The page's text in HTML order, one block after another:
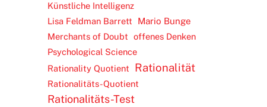
Künstliche Intelligenz
Lisa Feldman Barrett
Mario Bunge
Merchants of Doubt offenes Denken
Psychological Science
Rationality Quotient
Rationalität
Rationalitäts-Quotient
Rationalitäts-Test